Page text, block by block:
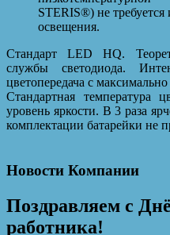
STERIS®) не требуется
освещения.
Стандарт LED HQ.
службы светодиода.
цветопередача с
Стандартная
уровень яркости. В 3 раза
комплектации батарейки не
Новости Компании
Поздравляем с
работника!